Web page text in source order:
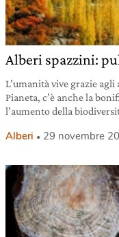
Alberi spazzini:
L’umanità vive grazie
Pianeta, c’è anche la
l’aumento della
Alberi 29 novembre